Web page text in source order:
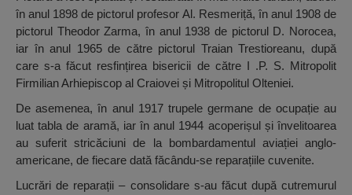
în anul 1898 de pictorul profesor Al. Resmeriță, în anul 1908 de
pictorul Theodor Zarma, în anul 1938 de pictorul D. Norocea,
iar în anul 1965 de către pictorul Traian Trestioreanu, după
care s-a făcut resfințirea bisericii de către I .P. S. Mitropolit
Firmilian Arhiepiscop al Craiovei și Mitropolitul Olteniei.
De asemenea, în anul 1917 trupele germane de ocupație au
luat tabla de aramă, iar în anul 1944 acoperișul și învelitoarea
au suferit stricăciuni de la bombardamentul aviației anglo-
americane, de fiecare dată făcându-se reparațiile cuvenite.
Lucrări de reparații – consolidare s-au făcut după cutremurul